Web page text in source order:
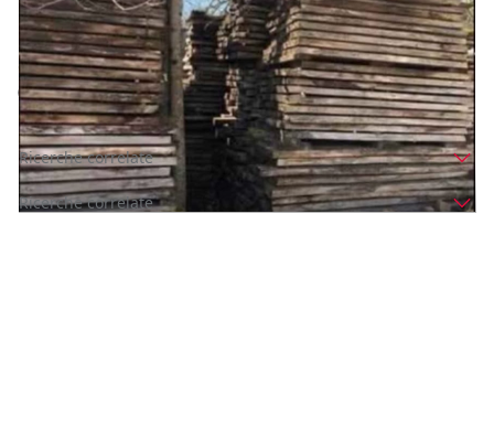
Inserito il: 12/01/2026
Montella (Avellino)
Annuncio scaduto
Codice annuncio:356246701
Ricerche correlate
Ricerche correlate